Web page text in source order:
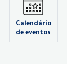
Calendário
de eventos